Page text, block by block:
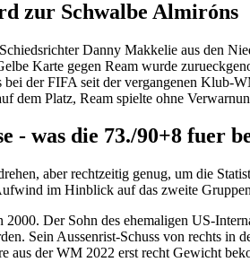
zur Schwalbe Almiróns
Danny Makkelie aus den
Karte gegen Ream wurde
der FIFA seit der vergangenen
dem Platz, Ream spielte ohne
was die 73./90+8 fuer
aber rechtzeitig genug, um die
im Hinblick auf das zweite
Der Sohn des ehemaligen US-
Sein Aussenrist-Schuss von rechts
aus der WM 2022 erst recht Gewicht